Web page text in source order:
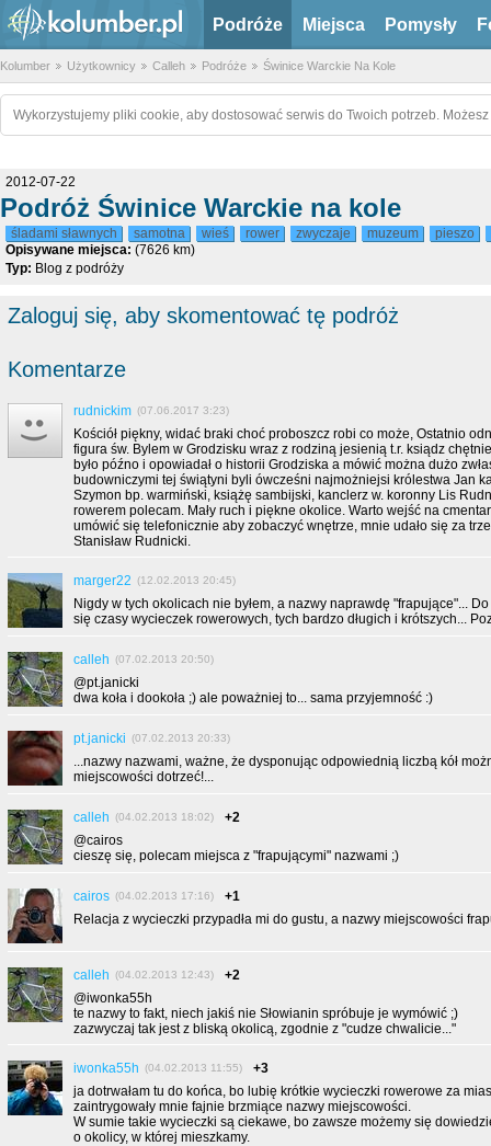
Podróże Miejsca Pomysły
Kolumber Użytkownicy Calleh Podróże Świnice Warckie Na Kole
Wykorzystujemy pliki cookie, aby dostosować serwis do Twoich potrzeb.
2012-07-22
Podróż Świnice Warckie na kole
śladami sławnych samotna wieś rower zwyczaje muzeum
pieszo
Opisywane miejsca: (7626 km)
Typ: Blog z podróży
Zaloguj się, aby skomentować tę podróż
Komentarze
rudnickim (07.06.2017 3:23)
Kościół piękny, widać braki choć proboszcz robi co może, Ostatnio
figura św. Bylem w Grodzisku wraz z rodziną jesienią t.r. ksiądz
było późno i opowiadał o historii Grodziska a mówić można dużo
budowniczymi tej świątyni byli ówcześni najmożniejsi królestwa Jan
Szymon bp. warmiński, książę sambijski, kanclerz w. koronny Lis
rowerem polecam. Mały ruch i piękne okolice. Warto wejść na
umówić się telefonicznie aby zobaczyć wnętrze, mnie udało się za
Stanisław Rudnicki.
marger22 (12.02.2013 20:45)
Nigdy w tych okolicach nie byłem, a nazwy naprawdę "frapujące"...
się czasy wycieczek rowerowych, tych bardzo długich i krótszych...
calleh (07.02.2013 20:50)
@pt.janicki
dwa koła i dookoła ;) ale poważniej to... sama przyjemność :)
pt.janicki (07.02.2013 20:33)
...nazwy nazwami, ważne, że dysponując odpowiednią liczbą kół
miejscowości dotrzeć!...
calleh (04.02.2013 18:02)
+2
@cairos
cieszę się, polecam miejsca z "frapującymi" nazwami ;)
cairos (04.02.2013 17:16)
+1
Relacja z wycieczki przypadła mi do gustu, a nazwy miejscowości
calleh (04.02.2013 12:43)
+2
@iwonka55h
te nazwy to fakt, niech jakiś nie Słowianin spróbuje je wymówić ;)
zazwyczaj tak jest z bliską okolicą, zgodnie z "cudze chwalicie..."
iwonka55h (04.02.2013 11:55)
+3
ja dotrwałam tu do końca, bo lubię krótkie wycieczki rowerowe za
zaintrygowały mnie fajnie brzmiące nazwy miejscowości.
W sumie takie wycieczki są ciekawe, bo zawsze możemy się
o okolicy, w której mieszkamy.